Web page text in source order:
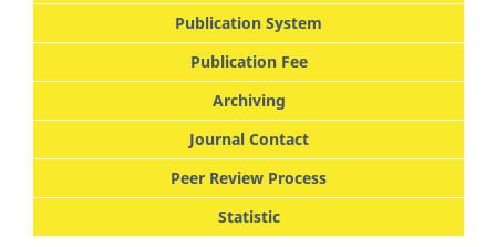
Publication System
Publication Fee
Archiving
Journal Contact
Peer Review Process
Statistic